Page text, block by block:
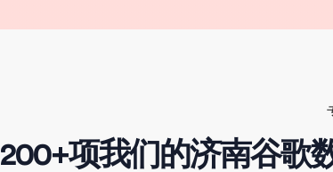
200+项我们的济南谷歌